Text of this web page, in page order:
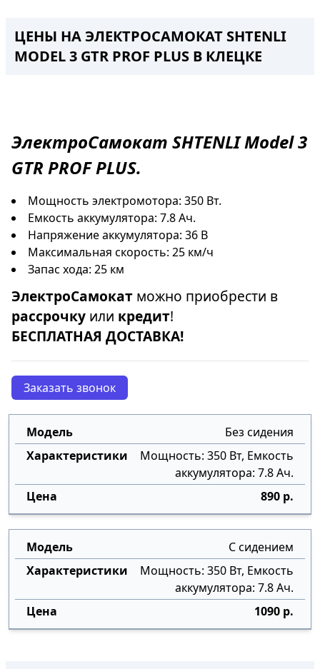
ЦЕНЫ НА ЭЛЕКТРОСАМОКАТ SHTENLI
MODEL 3 GTR PROF PLUS В КЛЕЦКЕ
ЭлектроСамокат SHTENLI Model 3
GTR PROF PLUS.
Мощность электромотора: 350 Вт.
Емкость аккумулятора: 7.8 Ач.
Напряжение аккумулятора: 36 В
Максимальная скорость: 25 км/ч
Запас хода: 25 км
ЭлектроСамокат можно приобрести в
рассрочку или кредит!
БЕСПЛАТНАЯ ДОСТАВКА!
Заказать звонок
Без сидения
Мощность: 350 Вт, Емкость
аккумулятора: 7.8 Ач.
890 р.
С сидением
Мощность: 350 Вт, Емкость
аккумулятора: 7.8 Ач.
1090 р.